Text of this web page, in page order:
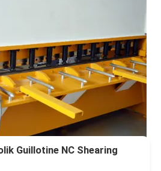
Guillotine NC Shearing